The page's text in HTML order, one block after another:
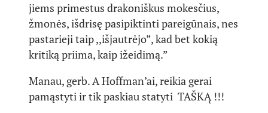
jiems primestus drakoniškus mokesčius,
žmonės, išdrisę pasipiktinti pareigūnais, nes
pastarieji taip ,,išjautrėjo”, kad bet kokią
kritiką priima, kaip ižeidimą.”
Manau, gerb. A Hoffman’ai, reikia gerai
pamąstyti ir tik paskiau statyti TAŠKĄ !!!